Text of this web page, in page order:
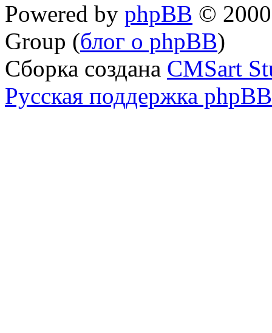
Powered by phpBB ©
Group (блог о phpBB)
Сборка создана CMSart
Русская поддержка phpBB